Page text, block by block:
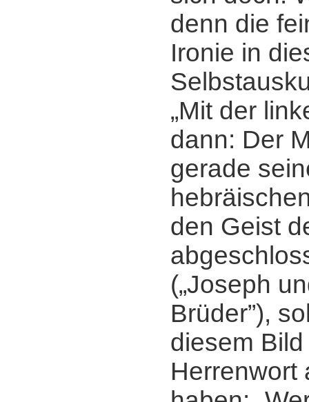
denn die
Ironie in
„Mit der
dann: Der
gerade
den Geist
(„Joseph
Brüder”),
diesem
Herrenwort